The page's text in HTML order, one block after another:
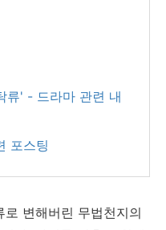
류' - 드라마 관련 내
포스팅
변해버린 무법천지의